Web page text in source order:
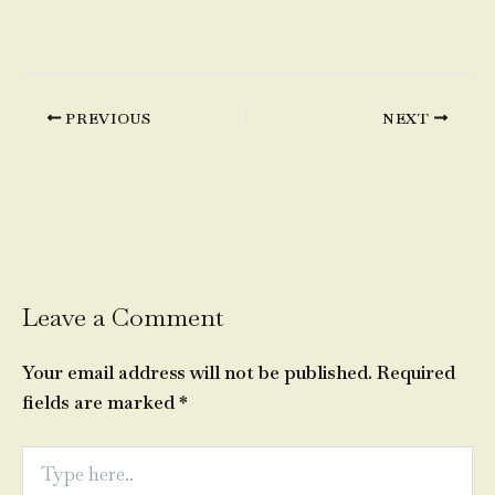
PREVIOUS NEXT
Leave a Comment
Your email address will not be published. Required
fields are marked*
here..